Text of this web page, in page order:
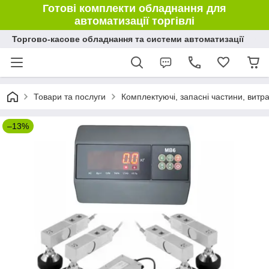
Готові комплекти обладнання для
автоматизації торгівлі
Торгово-касове обладнання та системи автоматизації
Товари та послуги Комплектуючі, запасні частини,
–13%